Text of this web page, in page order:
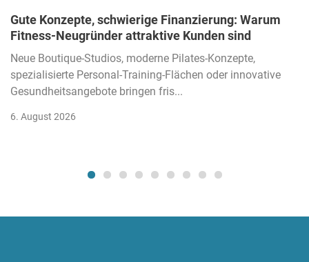
Gute Konzepte, schwierige Finanzierung: Warum
Fitness-Neugründer attraktive Kunden sind
Neue Boutique-Studios, moderne Pilates-Konzepte,
spezialisierte Personal-Training-Flächen oder innovative
Gesundheitsangebote bringen fris...
6. August 2026